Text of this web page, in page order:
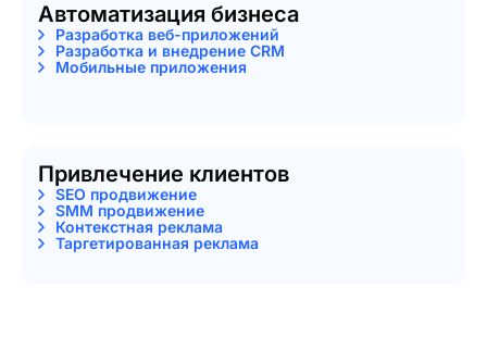
Автоматизация бизнеса
Разработка веб-приложений
Разработка и внедрение CRM
Мобильные приложения
Привлечение клиентов
SEO продвижение
SMM продвижение
Контекстная реклама
Таргетированная реклама